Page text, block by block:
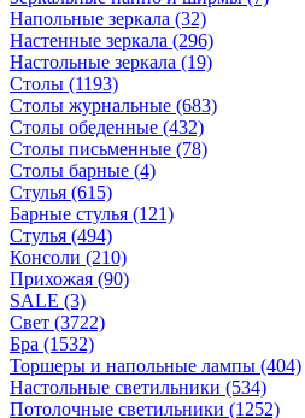
Напольные зеркала (32)
Настенные зеркала (296)
Настольные зеркала (19)
Столы (1193)
Столы журнальные (683)
Столы обеденные (432)
Столы письменные (78)
Столы барные (4)
Стулья (615)
Барные стулья (121)
Стулья (494)
Консоли (210)
Прихожая (90)
SALE (3)
Свет (3722)
Бра (1532)
Торшеры и напольные лампы (404)
Настольные светильники (534)
Потолочные светильники (1252)